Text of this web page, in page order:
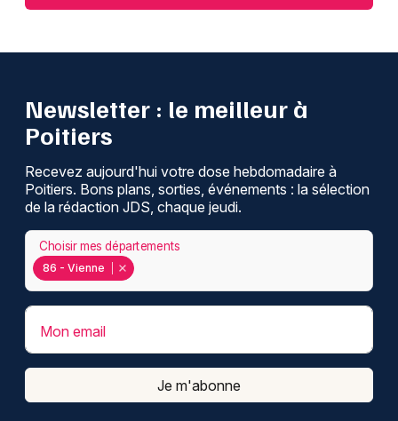
Newsletter : le meilleur à
Poitiers
Recevez aujourd'hui votre dose hebdomadaire à
Poitiers. Bons plans, sorties, événements : la sélection
de la rédaction JDS, chaque jeudi.
86 - Vienne
Choisir mes départements
Mon email
Je m'abonne